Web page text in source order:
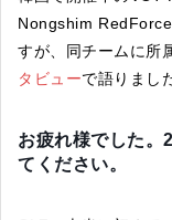
Nongshim
すが、同チームに所
タビューで語りまし
お疲れ様でした。
てください。